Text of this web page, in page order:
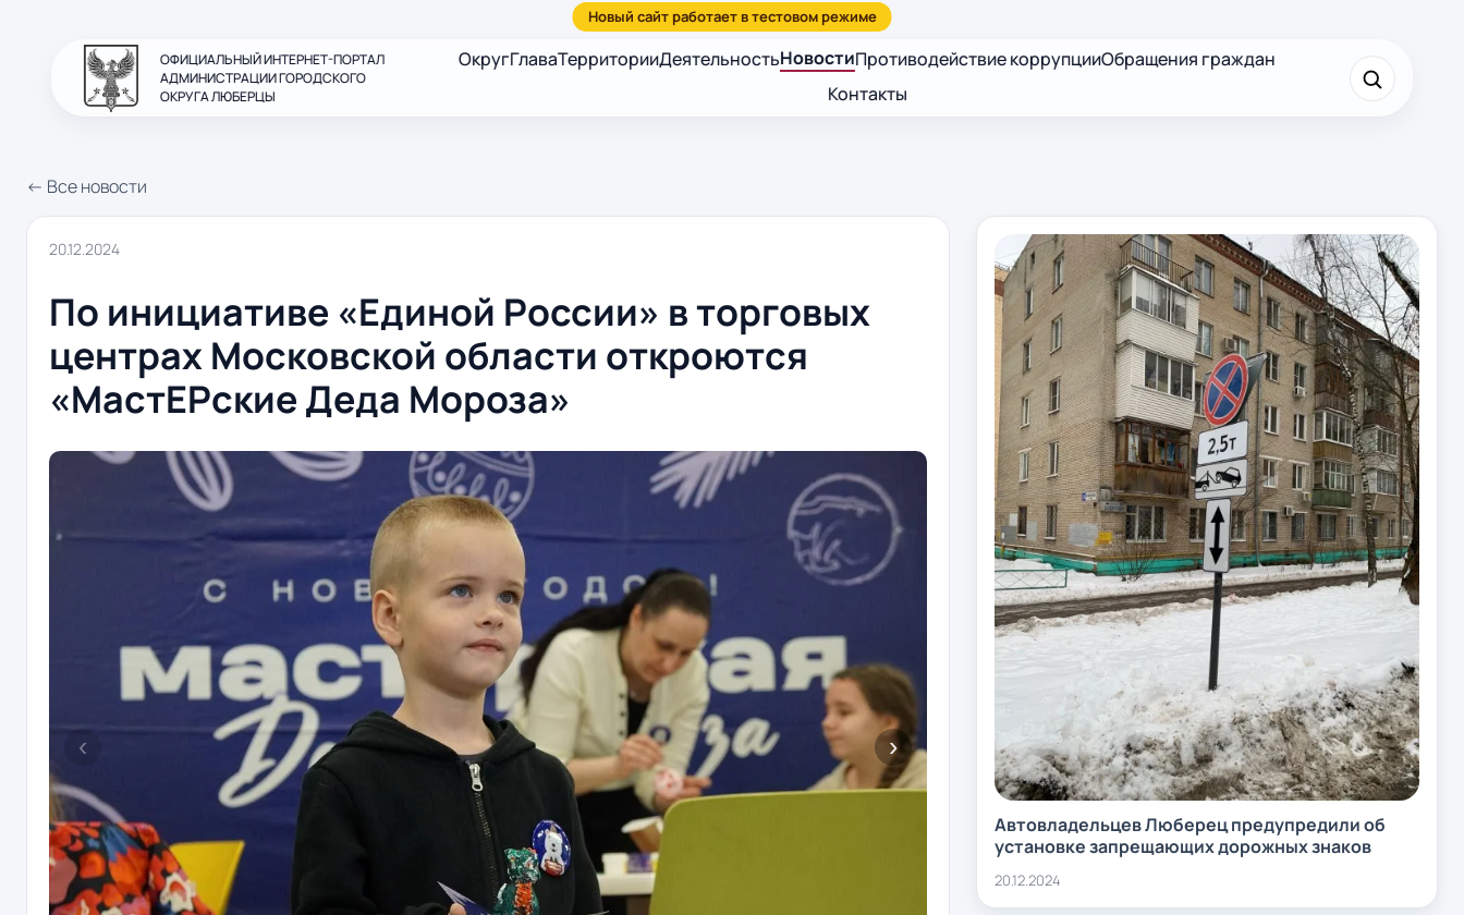
ОФИЦИАЛЬНЫЙ ИНТЕРНЕТ-ПОРТАЛ
АДМИНИСТРАЦИИ ГОРОДСКОГО
ОКРУГА ЛЮБЕРЦЫ
ОкругГлаваТерриторииДеятельностьНовостиПротиводействие коррупцииОбращения граждан
Контакты
← Все новости
20.12.2024
По инициативе «Единой России» в торговых
центрах Московской области откроются
«МастЕРские Деда Мороза»
Автовладельцев Люберец предупредили об
установке запрещающих дорожных знаков
20.12.2024